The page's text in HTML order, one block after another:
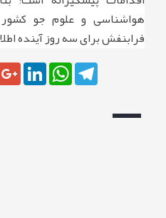
هواشناسی و علوم جو
فرابنفش برای سه روز آینده
LinkedInWhatsAppTelegram